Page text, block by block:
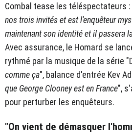
Combal tease les téléspectateurs :
nos trois invités et est l'enquêteur
maintenant son identité et il passera
Avec assurance, le Homard se
rythmé par la musique de la série
comme ça", balance d'entrée Kev
que George Clooney est en France",
pour perturber les enquêteurs.
"On vient de démasquer